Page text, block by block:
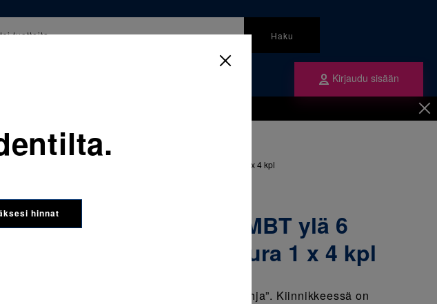
Haku
Kirjaudu sisään
verkkokauppaan? Tilaa ne
Sijainti:Tarvikkeet / Oikominen
5004-6011 SmartClip MBT ylä 6 vasen -14T/10Of, 018 ura 1 x 4 kpl
3M UNITEK
5004-6011 SmartClip MBT ylä 6
vasen -14T/10Of, 018 ura 1 x 4 kpl
APC™ PLUS Adhesive System –” Liimapohja”. Kiinnikkeessä on
hinnat